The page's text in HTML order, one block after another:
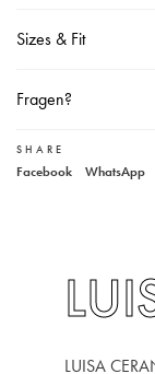
Viskose, 5%
30° Wäsche,
Sizes & Fit
Fragen?
Unser Kundenservice
SHARE
Facebook WhatsApp
LUISA